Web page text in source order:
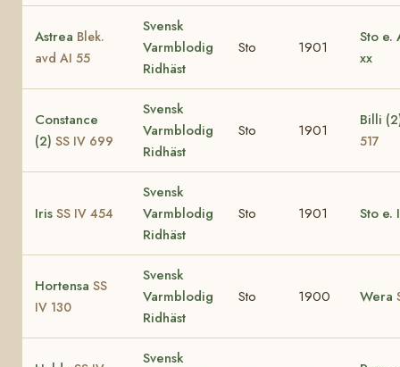
Astrea Blek.
avd AI 55
Svensk
Varmblodig
Ridhäst
Sto 1901
Sto e.
xx
Constance
(2) SS IV 699
Svensk
Varmblodig
Ridhäst
Sto 1901
Billi
517
Iris SS IV 454
Svensk
Varmblodig
Ridhäst
Sto 1901 Sto e.
Hortensa SS
IV 130
Svensk
Varmblodig
Ridhäst
Sto 1900 Wera
Svensk